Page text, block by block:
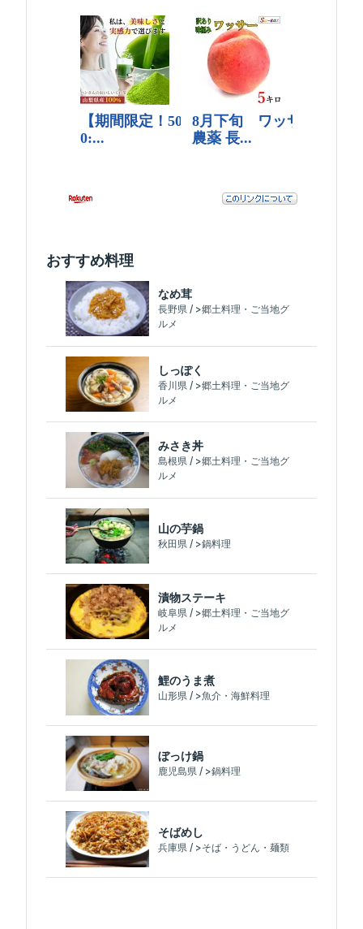
おすすめ料理
なめ茸
長野県 / >郷土料理・ご当地グ
ルメ
しっぽく
香川県 / >郷土料理・ご当地グ
ルメ
みさき丼
島根県 / >郷土料理・ご当地グ
ルメ
山の芋鍋
秋田県 / >鍋料理
漬物ステーキ
岐阜県 / >郷土料理・ご当地グ
ルメ
鯉のうま煮
山形県 / >魚介・海鮮料理
ぼっけ鍋
鹿児島県 / >鍋料理
そばめし
兵庫県 / >そば・うどん・麺類